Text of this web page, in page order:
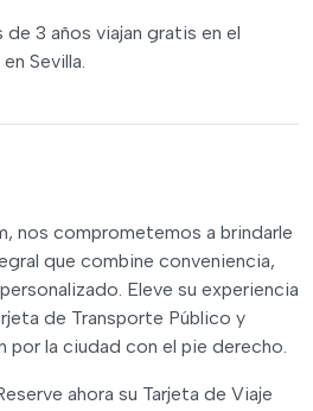
3 años viajan gratis en el
Sevilla.
nos comprometemos a brindarle
que combine conveniencia,
Eleve su experiencia
de Transporte Público y
por la ciudad con el pie derecho.
ahora su Tarjeta de Viaje